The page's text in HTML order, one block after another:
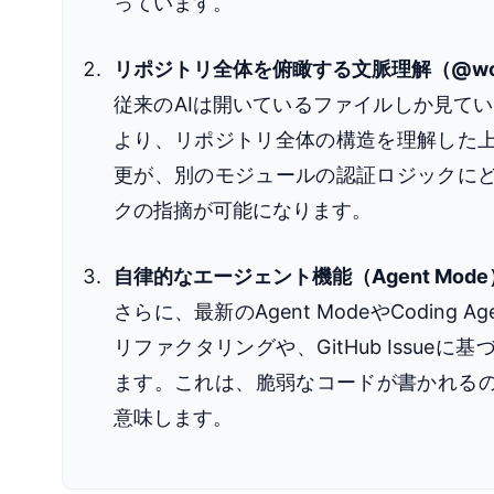
リポジトリ全体を俯瞰する文脈理解（
従来のAIは開いているファイルしか見て
より、リポジトリ全体の構造を理解した
更が、別のモジュールの認証ロジックに
クの指摘が可能になります。
自律的なエージェント機能（Agent Mode
さらに、最新のAgent ModeやCoding
リファクタリングや、GitHub Issueに基
ます。これは、脆弱なコードが書かれる
意味します。